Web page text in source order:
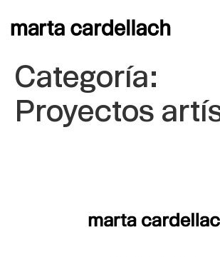
Categoría:
Proyectos